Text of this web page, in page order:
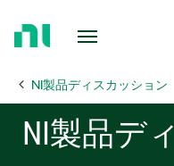
Page NI製品ディスカッション
NI製品デ